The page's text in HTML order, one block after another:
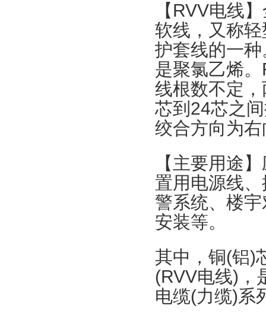
【 RVV电线
软线，又称
护套线的一
是聚氯乙烯。
线根数不定
芯到 24芯之
绞合方向为
【主要用途
置用电源线
警系统、楼
安装等。
其中，铜(铝)
(RVV电线)
电缆(力缆)系